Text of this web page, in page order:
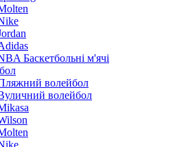
Баскетбольні м'ячі
волейбол
волейбол